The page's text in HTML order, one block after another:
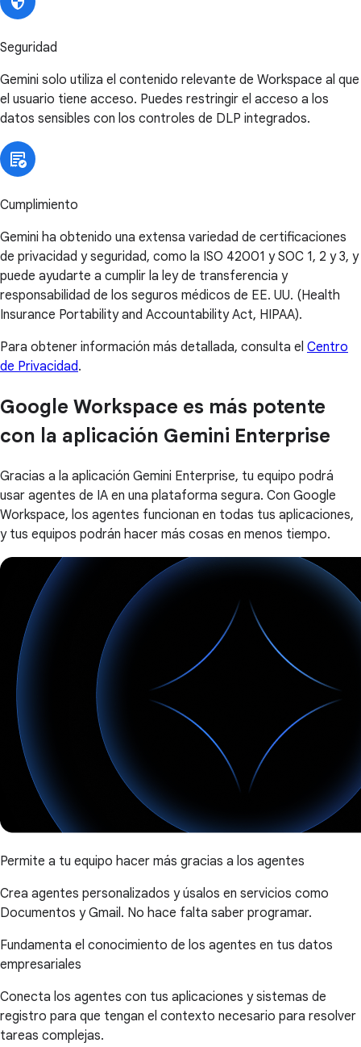
Seguridad
Gemini solo utiliza el contenido relevante de Workspace al que
el usuario tiene acceso. Puedes restringir el acceso a los
datos sensibles con los controles de DLP integrados.
Cumplimiento
Gemini ha obtenido una extensa variedad de certificaciones
de privacidad y seguridad, como la ISO 42001 y SOC 1, 2 y 3, y
puede ayudarte a cumplir la ley de transferencia y
responsabilidad de los seguros médicos de EE. UU. (Health
Insurance Portability and Accountability Act, HIPAA).
Para obtener información más detallada, consulta el Centro
de Privacidad.
Google Workspace es más potente
con la aplicación Gemini Enterprise
Gracias a la aplicación Gemini Enterprise, tu equipo podrá
usar agentes de IA en una plataforma segura. Con Google
Workspace, los agentes funcionan en todas tus aplicaciones,
y tus equipos podrán hacer más cosas en menos tiempo.
Permite a tu equipo hacer más gracias a los agentes
Crea agentes personalizados y úsalos en servicios como
Documentos y Gmail. No hace falta saber programar.
Fundamenta el conocimiento de los agentes en tus datos
empresariales
Conecta los agentes con tus aplicaciones y sistemas de
registro para que tengan el contexto necesario para resolver
tareas complejas.